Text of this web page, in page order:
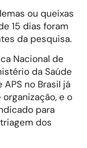
ou queixas
15 dias foram
da pesquisa.
Nacional de
da Saúde
no Brasil já
e o
para
dos